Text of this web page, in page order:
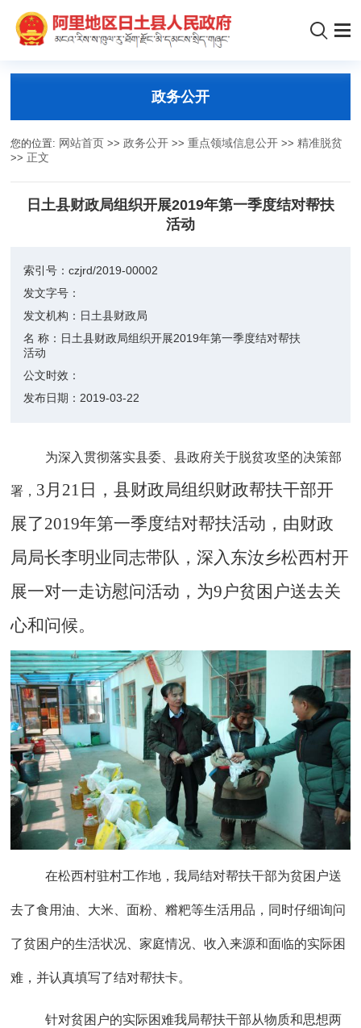
政务公开
您的位置: 网站首页 >>政务公开 >>重点领域信息公开 >>精准脱贫
>> 正文
日土县财政局组织开展2019年第一季度结对帮扶
活动
索引号：czjrd/2019-00002
发文字号：
发文机构： 日土县财政局
名 称： 日土县财政局组织开展2019年第一季度结对帮扶
活动
公文时效：
发布日期： 2019-03-22
为深入贯彻落实县委、县政府关于脱贫攻坚的决策部
署， 3月21日，县财政局组织财政帮扶干部开
展了2019年第一季度结对帮扶活动，由财政
局局长李明业同志带队，深入东汝乡松西村开
展一对一走访慰问活动，为9户贫困户送去关
心和问候。
在松西村驻村工作地，我局结对帮扶干部为贫困户送
去了食用油、大米、面粉、糌粑等生活用品，同时仔细询问
了贫困户的生活状况、家庭情况、收入来源和面临的实际困
难，并认真填写了结对帮扶卡。
针对贫困户的实际困难我局帮扶干部从物质和思想两